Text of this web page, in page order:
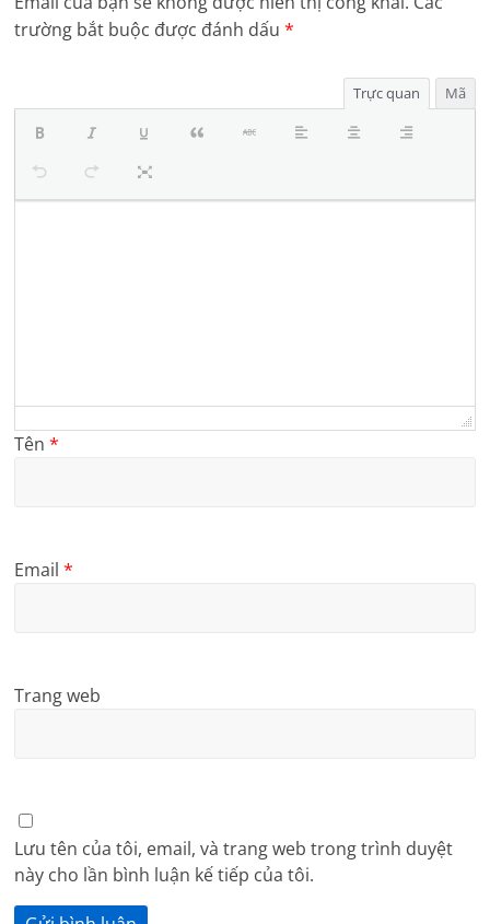
trường bắt buộc được đánh dấu*
Trực quan Mã
Tên*
Email*
Trang web
Lưu tên của tôi, email, và trang web trong trình duyệt
này cho lần bình luận kế tiếp của tôi.